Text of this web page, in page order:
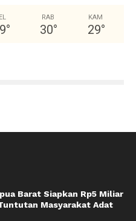
°
RAB
30°
KAM
29°
Barat Siapkan Rp5 Miliar
Masyarakat Adat